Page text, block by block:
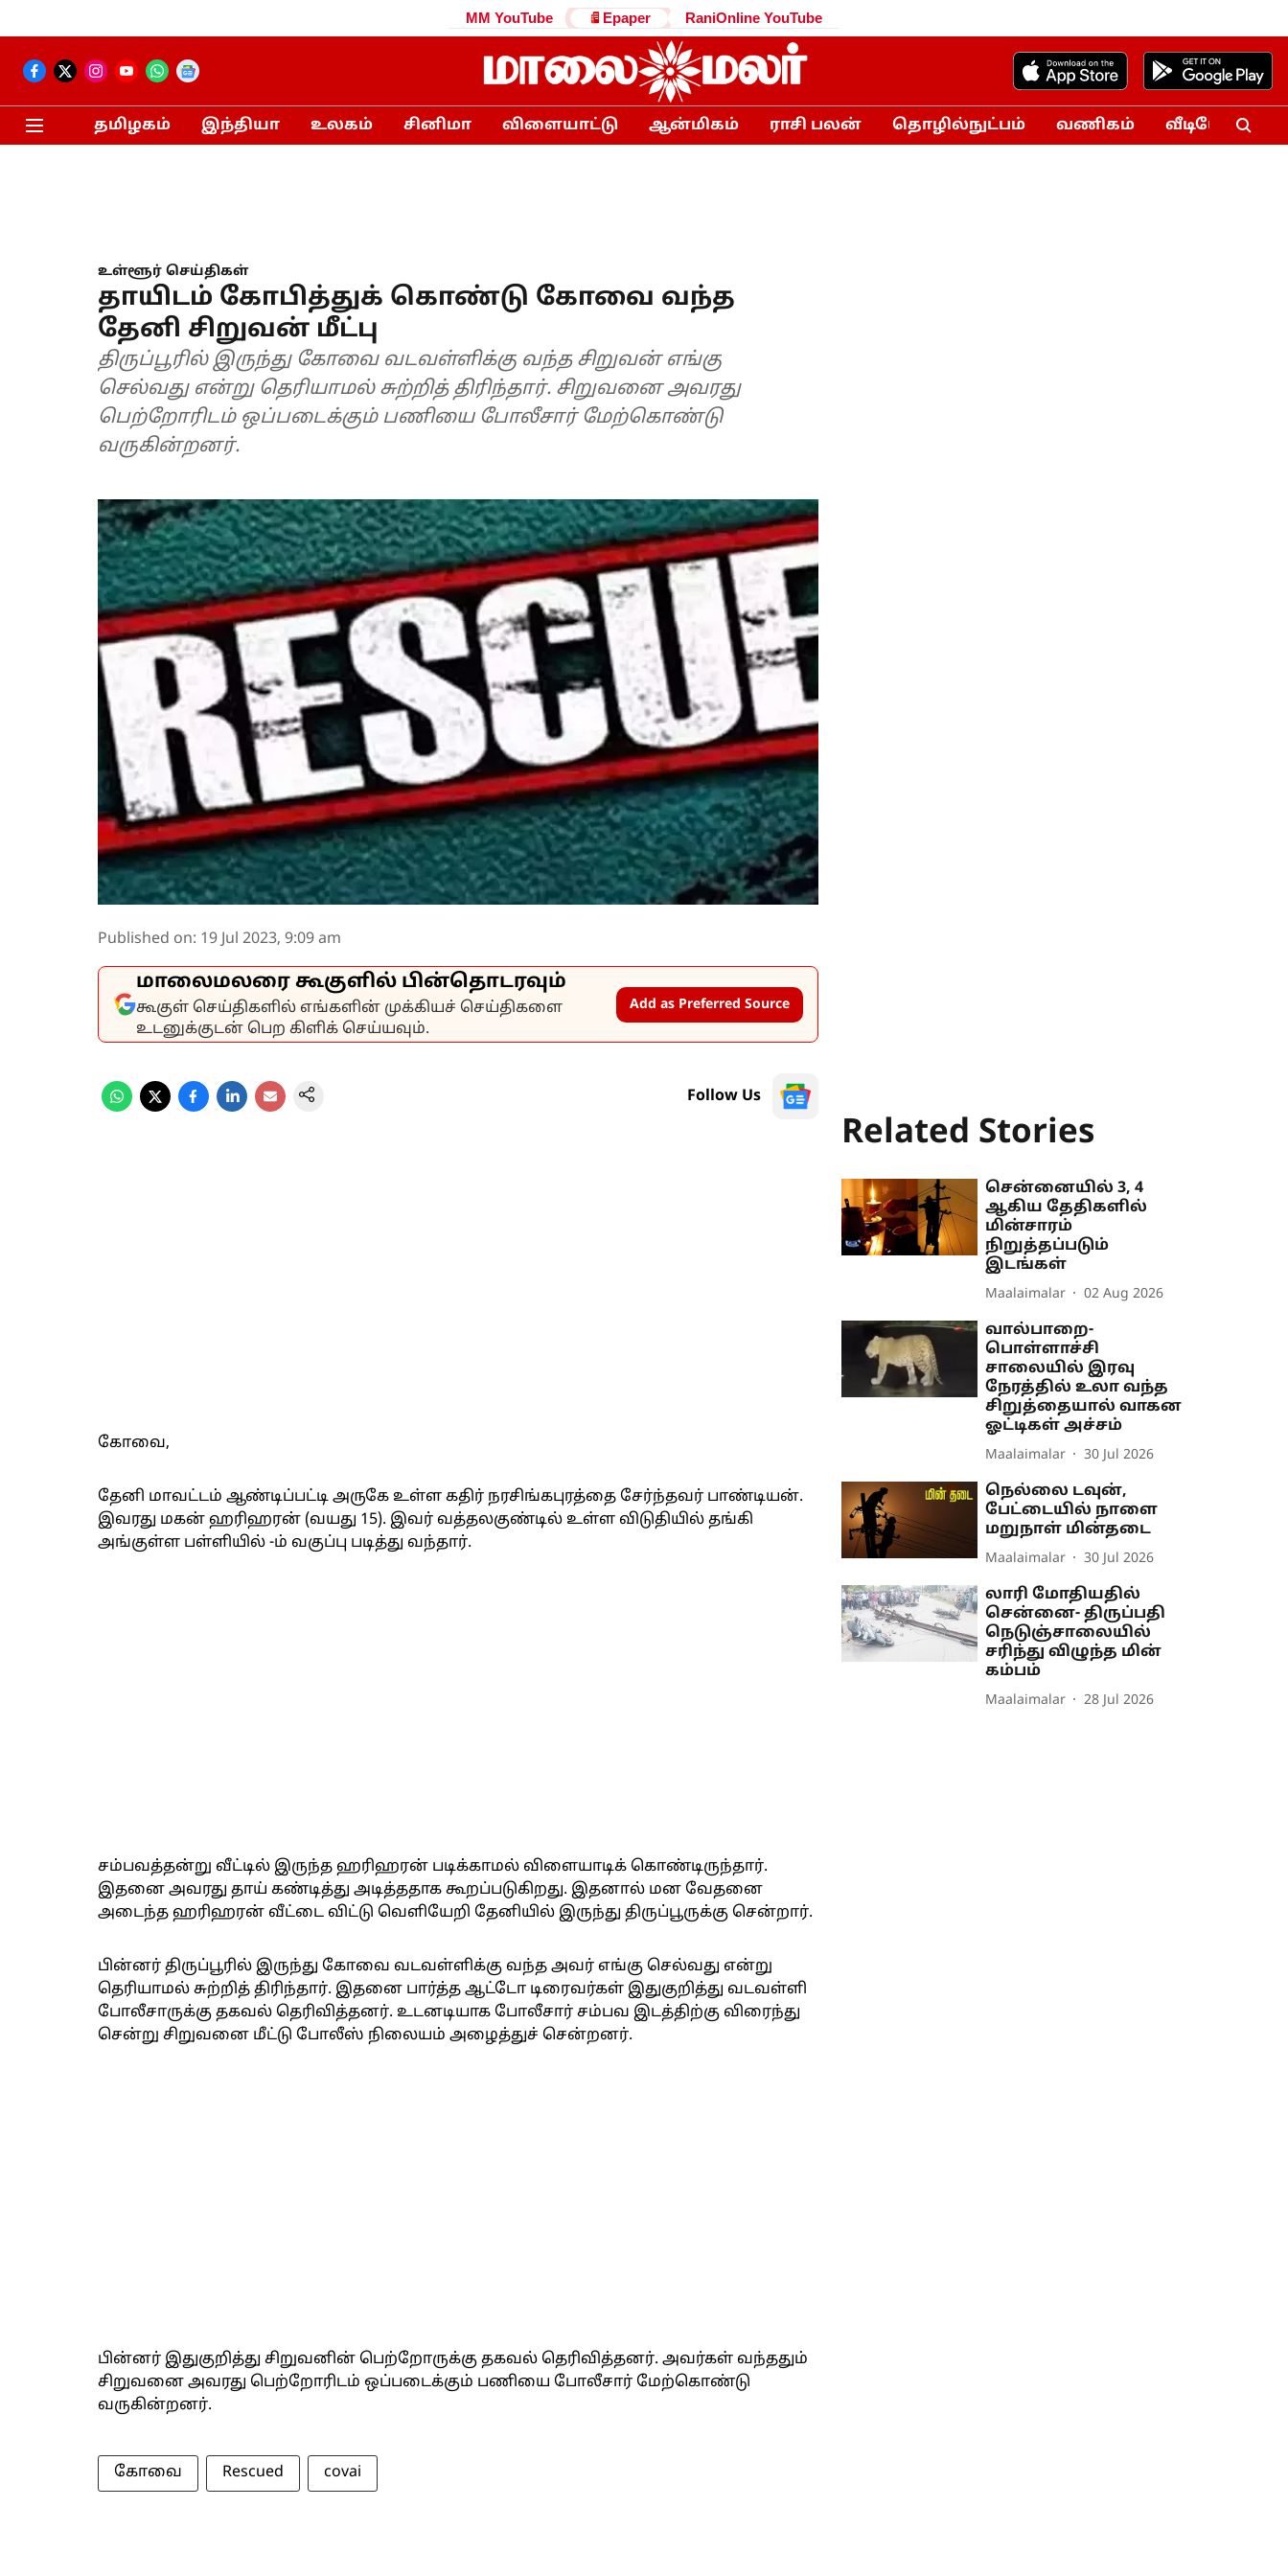
MM YouTube Epaper RaniOnline YouTube
தமிழகம் இந்தியா உலகம் சினிமா விளையாட்டு ஆன்மிகம் ராசி பலன் தொழில்நுட்பம் வணிகம் வீடியோ
உள்ளூர் செய்திகள்
தாயிடம் கோபித்துக் கொண்டு கோவை வந்த
தேனி சிறுவன் மீட்பு
திருப்பூரில் இருந்து கோவை வடவள்ளிக்கு வந்த சிறுவன் எங்கு
செல்வது என்று தெரியாமல் சுற்றித் திரிந்தார். சிறுவனை அவரது
பெற்றோரிடம் ஒப்படைக்கும் பணியை போலீசார் மேற்கொண்டு
வருகின்றனர்.
Published on: 19 Jul 2023, 9:09 am
மாலைமலரை கூகுளில் பின்தொடரவும்
கூகுள் செய்திகளில் எங்களின் முக்கியச் செய்திகளை
உடனுக்குடன் பெற கிளிக் செய்யவும்.
Add as Preferred Source
Follow Us
கோவை,
தேனி மாவட்டம் ஆண்டிப்பட்டி அருகே உள்ள கதிர் நரசிங்கபுரத்தை சேர்ந்தவர் பாண்டியன்.
இவரது மகன் ஹரிஹரன் (வயது 15). இவர் வத்தலகுண்டில் உள்ள விடுதியில் தங்கி
அங்குள்ள பள்ளியில் -ம் வகுப்பு படித்து வந்தார்.
சம்பவத்தன்று வீட்டில் இருந்த ஹரிஹரன் படிக்காமல் விளையாடிக் கொண்டிருந்தார்.
இதனை அவரது தாய் கண்டித்து அடித்ததாக கூறப்படுகிறது. இதனால் மன வேதனை
அடைந்த ஹரிஹரன் வீட்டை விட்டு வெளியேறி தேனியில் இருந்து திருப்பூருக்கு சென்றார்.
பின்னர் திருப்பூரில் இருந்து கோவை வடவள்ளிக்கு வந்த அவர் எங்கு செல்வது என்று
தெரியாமல் சுற்றித் திரிந்தார். இதனை பார்த்த ஆட்டோ டிரைவர்கள் இதுகுறித்து வடவள்ளி
போலீசாருக்கு தகவல் தெரிவித்தனர். உடனடியாக போலீசார் சம்பவ இடத்திற்கு விரைந்து
சென்று சிறுவனை மீட்டு போலீஸ் நிலையம் அழைத்துச் சென்றனர்.
பின்னர் இதுகுறித்து சிறுவனின் பெற்றோருக்கு தகவல் தெரிவித்தனர். அவர்கள் வந்ததும்
சிறுவனை அவரது பெற்றோரிடம் ஒப்படைக்கும் பணியை போலீசார் மேற்கொண்டு
வருகின்றனர்.
கோவை Rescued covai
Related Stories
சென்னையில் 3, 4
ஆகிய தேதிகளில்
மின்சாரம்
நிறுத்தப்படும்
இடங்கள்
Maalaimalar 02 Aug 2026
வால்பாறை-
பொள்ளாச்சி
சாலையில் இரவு
நேரத்தில் உலா வந்த
சிறுத்தையால் வாகன
ஓட்டிகள் அச்சம்
Maalaimalar 30 Jul 2026
நெல்லை டவுன்,
பேட்டையில் நாளை
மறுநாள் மின்தடை
Maalaimalar 30 Jul 2026
லாரி மோதியதில்
சென்னை- திருப்பதி
நெடுஞ்சாலையில்
சரிந்து விழுந்த மின்
கம்பம்
Maalaimalar 28 Jul 2026